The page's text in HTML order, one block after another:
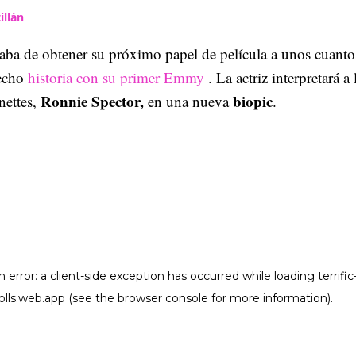
de obtener su próximo papel de película a unos
historia con su primer Emmy . La actriz interpretará a
Ronnie Spector, en una nuevabiopic.